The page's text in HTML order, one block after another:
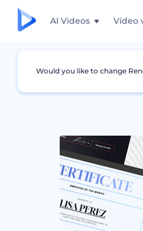
AI Videos Video
Grafiken
Would you like to change